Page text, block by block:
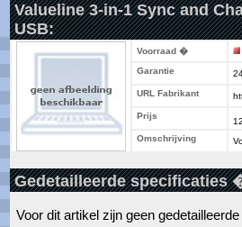
Valueline 3-in-1 Sync and
USB:
Voorraad �
Garantie
URL Fabrikant
Prijs
Omschrijving
Gedetailleerde specificaties
Voor dit artikel zijn geen